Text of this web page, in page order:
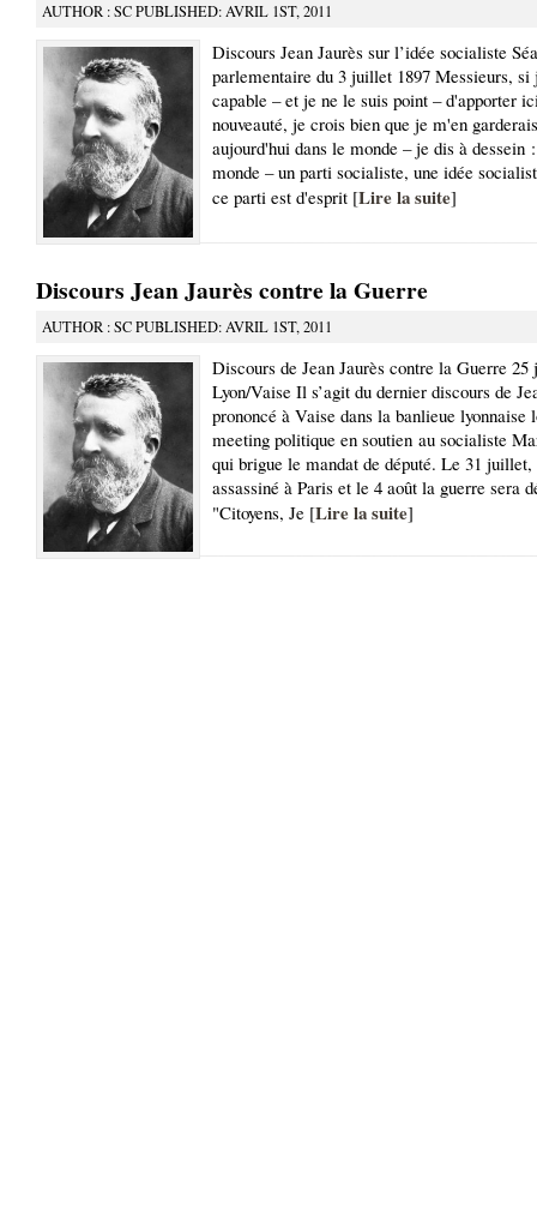
AUTHOR : SC PUBLISHED: AVRIL 1ST, 2011
Discours Jean Jaurès sur l’idée socialiste
parlementaire du 3 juillet 1897 Messieurs, si
capable – et je ne le suis point – d'apporter
nouveauté, je crois bien que je m'en
aujourd'hui dans le monde – je dis à dessein
monde – un parti socialiste, une idée
ce parti est d'esprit [Lire la suite]
Discours Jean Jaurès contre la Guerre
AUTHOR : SC PUBLISHED: AVRIL 1ST, 2011
Discours de Jean Jaurès contre la Guerre
Lyon/Vaise Il s’agit du dernier discours de
prononcé à Vaise dans la banlieue lyonnaise
meeting politique en soutien au socialiste
qui brigue le mandat de député. Le 31 juillet,
assassiné à Paris et le 4 août la guerre sera
"Citoyens, Je [Lire la suite]